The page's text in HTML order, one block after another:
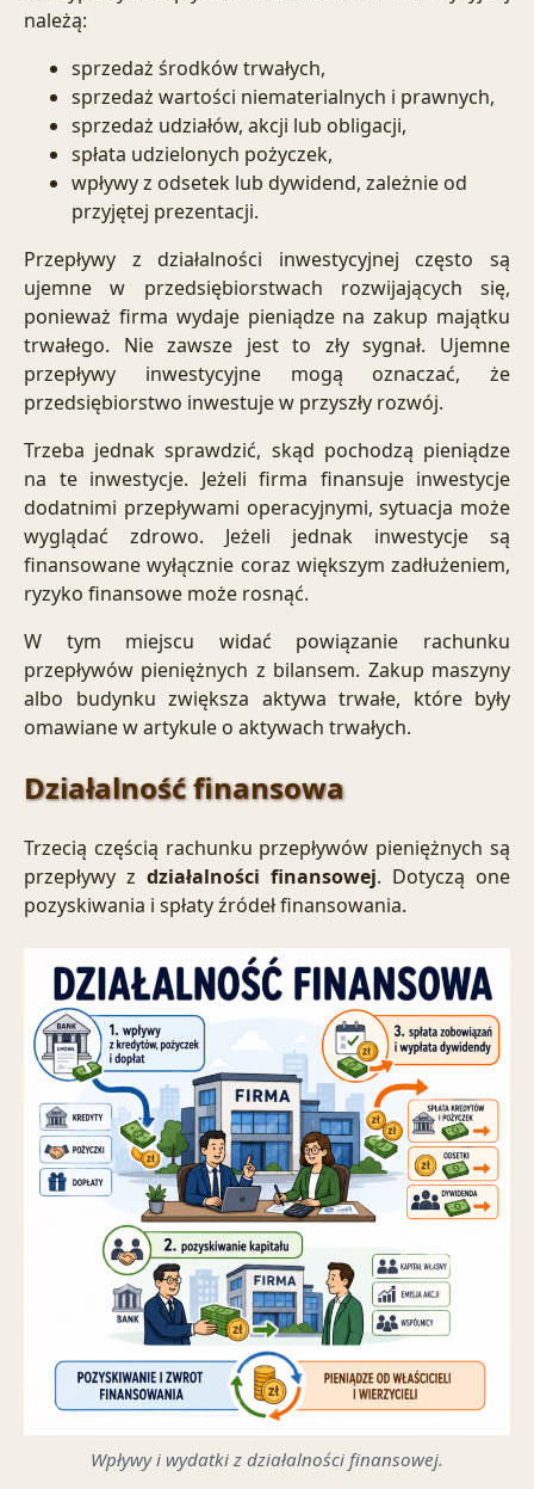
należą:
sprzedaż środków trwałych,
sprzedaż wartości niematerialnych i prawnych,
sprzedaż udziałów, akcji lub obligacji,
spłata udzielonych pożyczek,
wpływy z odsetek lub dywidend, zależnie od
przyjętej prezentacji.
Przepływy z działalności inwestycyjnej często są
ujemne w przedsiębiorstwach rozwijających się,
ponieważ firma wydaje pieniądze na zakup majątku
trwałego. Nie zawsze jest to zły sygnał. Ujemne
przepływy inwestycyjne mogą oznaczać, że
przedsiębiorstwo inwestuje w przyszły rozwój.
Trzeba jednak sprawdzić, skąd pochodzą pieniądze
na te inwestycje. Jeżeli firma finansuje inwestycje
dodatnimi przepływami operacyjnymi, sytuacja może
wyglądać zdrowo. Jeżeli jednak inwestycje są
finansowane wyłącznie coraz większym zadłużeniem,
ryzyko finansowe może rosnąć.
W tym miejscu widać powiązanie rachunku
przepływów pieniężnych z bilansem. Zakup maszyny
albo budynku zwiększa aktywa trwałe, które były
omawiane w artykule o aktywach trwałych.
Działalność finansowa
Trzecią częścią rachunku przepływów pieniężnych są
przepływy z działalności finansowej. Dotyczą one
pozyskiwania i spłaty źródeł finansowania.
Wpływy i wydatki z działalności finansowej.